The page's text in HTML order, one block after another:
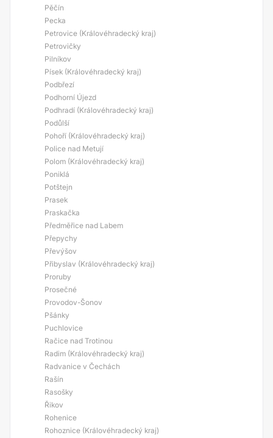
Pěčín
Pecka
Petrovice (Královéhradecký kraj)
Petrovičky
Pilníkov
Písek (Královéhradecký kraj)
Podbřezí
Podhorní Újezd
Podhradí (Královéhradecký kraj)
Podůlší
Pohoří (Královéhradecký kraj)
Police nad Metují
Polom (Královéhradecký kraj)
Poniklá
Potštejn
Prasek
Praskačka
Předměřice nad Labem
Přepychy
Převýšov
Přibyslav (Královéhradecký kraj)
Proruby
Prosečné
Provodov-Šonov
Pšánky
Puchlovice
Račice nad Trotinou
Radim (Královéhradecký kraj)
Radvanice v Čechách
Rašín
Rasošky
Řikov
Rohenice
Rohoznice (Královéhradecký kraj)